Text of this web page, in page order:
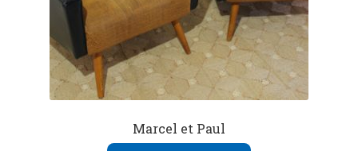
Marcel et Paul